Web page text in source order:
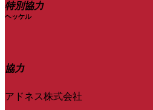
特別協力
ヘッケル
協力
アドネス株式会社